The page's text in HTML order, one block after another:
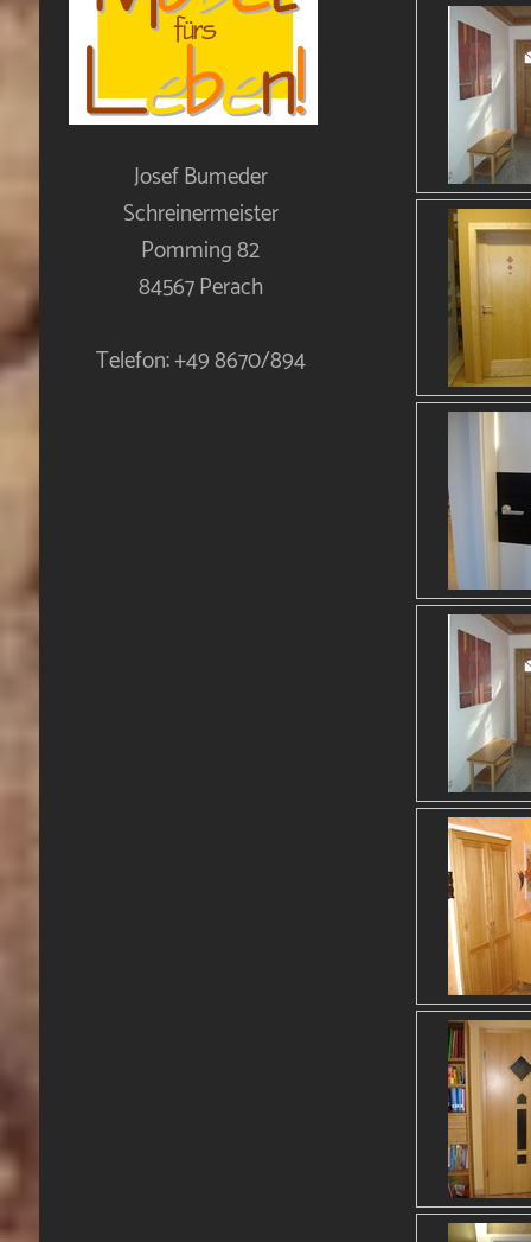
Josef Bumeder
Schreinermeister
Pomming 82
84567 Perach
Telefon: +49 8670/894